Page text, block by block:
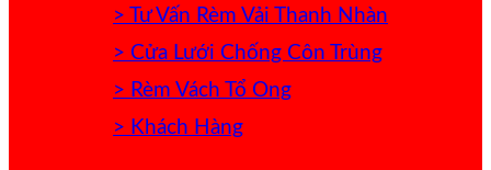
> Tư Vấn Rèm Vải Thanh Nhàn
> Cửa Lưới Chống Côn Trùng
> Rèm Vách Tổ Ong
> Khách Hàng